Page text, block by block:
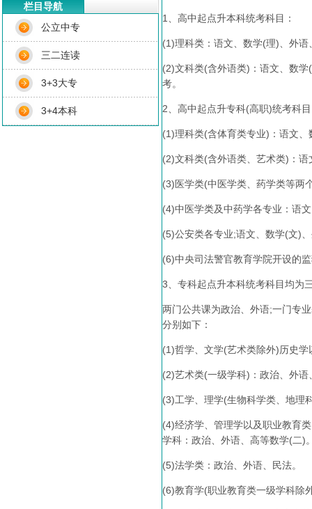
1、高中起点升本科统考科目：
(1)理科类：语文、数学(理)、外
(2)文科类(含外语类)：语文、数
考。
2、高中起点升专科(高职)统考科
(1)理科类(含体育类专业)：语文
(2)文科类(含外语类、艺术类)：
(3)医学类(中医学类、药学类等两
(4)中医学类及中药学各专业：语
(5)公安类各专业;语文、数学(文)
(6)中央司法警官教育学院开设的
3、专科起点升本科统考科目均为
两门公共课为政治、外语;一门专
分别如下：
(1)哲学、文学(艺术类除外)历史
(2)艺术类(一级学科)：政治、外语
(3)工学、理学(生物科学类、地理
(4)经济学、管理学以及职业教育
学科：政治、外语、高等数学(二)
(5)法学类：政治、外语、民法。
(6)教育学(职业教育类一级学科除
栏目导航
公立中专
三二连读
3+3大专
3+4本科